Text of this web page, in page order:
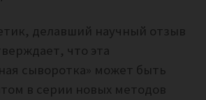
делавший научный отзыв
что эта
сыворотка» может быть
в серии новых методов